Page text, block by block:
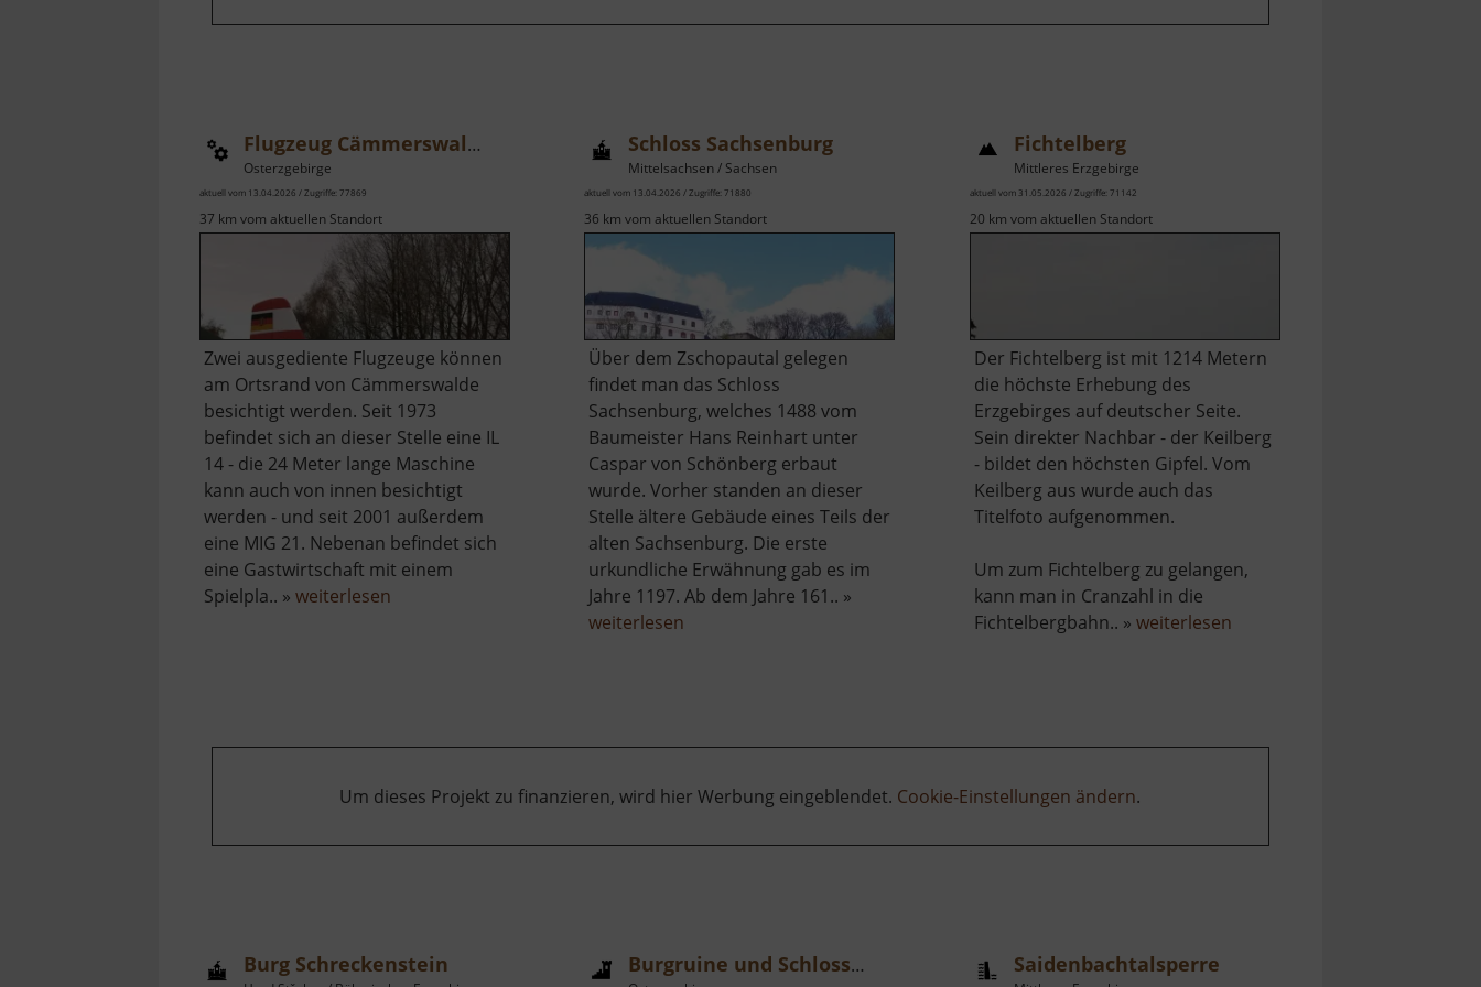
Flugzeug Cämmerswalde
Osterzgebirge
aktuell vom 13.04.2026 / Zugriffe: 77869
37 km vom aktuellen Standort
Zwei ausgediente Flugzeuge können
am Ortsrand von Cämmerswalde
besichtigt werden. Seit 1973
befindet sich an dieser Stelle eine IL
14 - die 24 Meter lange Maschine
kann auch von innen besichtigt
werden - und seit 2001 außerdem
eine MIG 21. Nebenan befindet sich
eine Gastwirtschaft mit einem
Spielpla.. » weiterlesen
Schloss Sachsenburg
Mittelsachsen / Sachsen
aktuell vom 13.04.2026 / Zugriffe: 71880
36 km vom aktuellen Standort
Über dem Zschopautal gelegen
findet man das Schloss
Sachsenburg, welches 1488 vom
Baumeister Hans Reinhart unter
Caspar von Schönberg erbaut
wurde. Vorher standen an dieser
Stelle ältere Gebäude eines Teils der
alten Sachsenburg. Die erste
urkundliche Erwähnung gab es im
Jahre 1197. Ab dem Jahre 161.. »
weiterlesen
Fichtelberg
Mittleres Erzgebirge
aktuell vom 31.05.2026 / Zugriffe: 71142
20 km vom aktuellen Standort
Der Fichtelberg ist mit 1214 Metern
die höchste Erhebung des
Erzgebirges auf deutscher Seite.
Sein direkter Nachbar - der Keilberg
- bildet den höchsten Gipfel. Vom
Keilberg aus wurde auch das
Titelfoto aufgenommen.
Um zum Fichtelberg zu gelangen,
kann man in Cranzahl in die
Fichtelbergbahn.. » weiterlesenüber
Um dieses Projekt zu finanzieren, wird hier Werbung eingeblendet. Cookie-Einstellungen ändern.
Burg Schreckenstein Burgruine und Schloss Frauenstein Saidenbachtalsperre